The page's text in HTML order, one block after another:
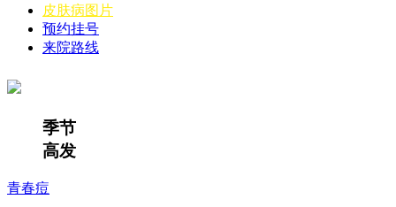
皮肤病图片
预约挂号
来院路线
季节
高发
青春痘